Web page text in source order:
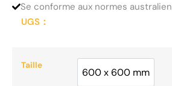
Se conforme aux normes
UGS：
Taille
600 x 600 mm
600 x 600 mm